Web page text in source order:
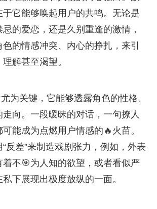
它能够唤起用户的共鸣。无论是
的爱恋，还是久别重逢的激情，
的情感冲突、内心的挣扎，来引
解甚至渴望。
为关键，它能够透露角色的性格、
向。一段暧昧的对话，一句撩人
能成为点燃用户情感的🔥火苗。
反差”来制造戏剧张力，例如，外表
不🎯为人知的欲望，或者看似严
下展现出极度放纵的一面。